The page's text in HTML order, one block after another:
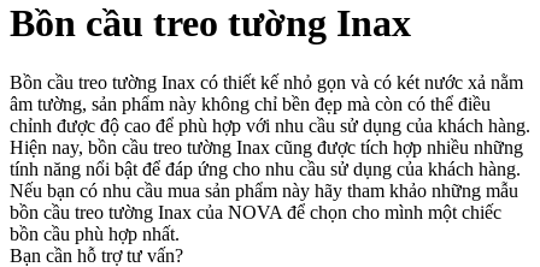
Bồn cầu treo tường Inax
Bồn cầu treo tường Inax có thiết kế nhỏ gọn và có két nước xả nằm
âm tường, sản phẩm này không chỉ bền đẹp mà còn có thể điều
chỉnh được độ cao để phù hợp với nhu cầu sử dụng của khách hàng.
Hiện nay, bồn cầu treo tường Inax cũng được tích hợp nhiều những
tính năng nổi bật để đáp ứng cho nhu cầu sử dụng của khách hàng.
Nếu bạn có nhu cầu mua sản phẩm này hãy tham khảo những mẫu
bồn cầu treo tường Inax của NOVA để chọn cho mình một chiếc
bồn cầu phù hợp nhất.
Bạn cần hỗ trợ tư vấn?